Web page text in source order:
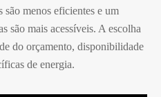
menos eficientes e um
são mais acessíveis. A escolha
do orçamento, disponibilidade
de energia.